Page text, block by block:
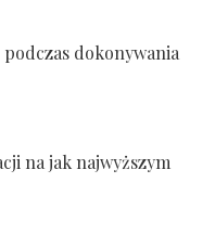
dokonywania
na jak najwyższym